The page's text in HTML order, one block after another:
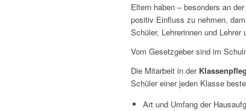
Eltern haben – besonders an
positiv Einfluss zu nehmen,
Schüler, Lehrerinnen und
Vom Gesetzgeber sind im
Die Mitarbeit in der
Schüler einer jeden Klasse
Art und Umfang der